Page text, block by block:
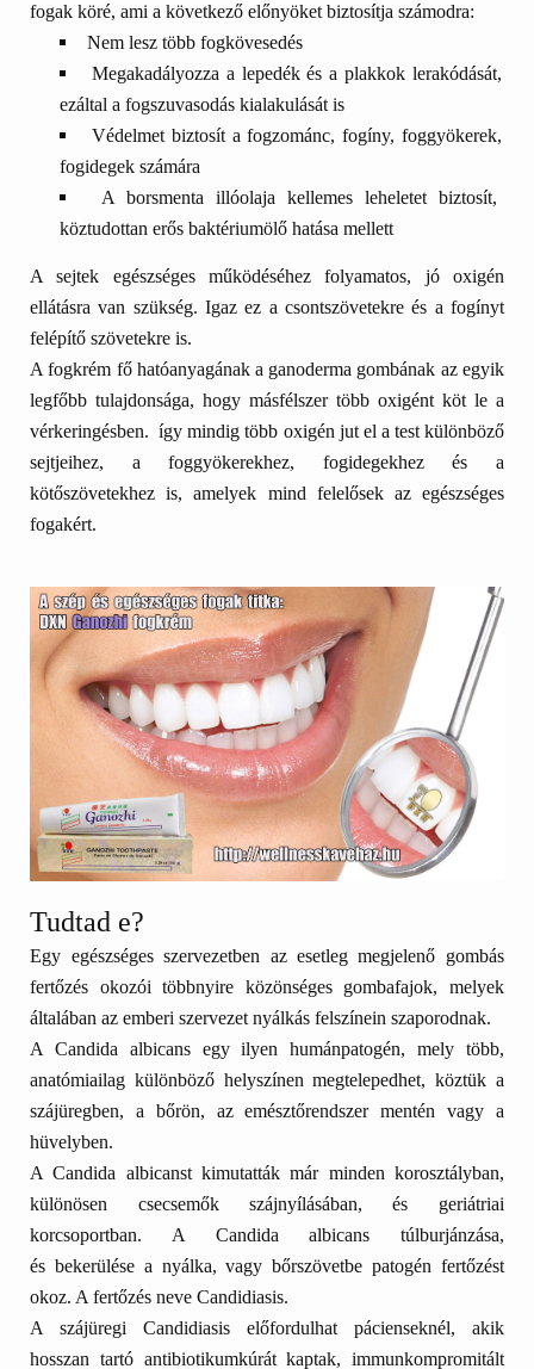
fogak köré, ami a következő előnyöket biztosítja számodra:
Nem lesz több fogkövesedés
Megakadályozza a lepedék és a plakkok lerakódását,
ezáltal a fogszuvasodás kialakulását is
Védelmet biztosít a fogzománc, fogíny, foggyökerek,
fogidegek számára
A borsmenta illóolaja kellemes leheletet biztosít,
köztudottan erős baktériumölő hatása mellett
A sejtek egészséges működéséhez folyamatos, jó oxigén
ellátásra van szükség. Igaz ez a csontszövetekre és a fogínyt
felépítő szövetekre is.
A fogkrém fő hatóanyagának a ganoderma gombának az egyik
legfőbb tulajdonsága, hogy másfélszer több oxigént köt le a
vérkeringésben. így mindig több oxigén jut el a test különböző
sejtjeihez, a foggyökerekhez, fogidegekhez és a
kötőszövetekhez is, amelyek mind felelősek az egészséges
fogakért.
Tudtad e?
Egy egészséges szervezetben az esetleg megjelenő gombás
fertőzés okozói többnyire közönséges gombafajok, melyek
általában az emberi szervezet nyálkás felszínein szaporodnak.
A Candida albicans egy ilyen humánpatogén, mely több,
anatómiailag különböző helyszínen megtelepedhet, köztük a
szájüregben, a bőrön, az emésztőrendszer mentén vagy a
hüvelyben.
A Candida albicanst kimutattákmár minden korosztályban,
különösen csecsemők szájnyílásában, és geriátriai
korcsoportban. A Candida albicans túlburjánzása,
és bekerülése a nyálka, vagy bőrszövetbe patogén fertőzést
okoz. A fertőzés neve Candidiasis.
A szájüregi Candidiasis előfordulhat pácienseknél, akik
hosszan tartó antibiotikumkúrát kaptak, immunkompromitált